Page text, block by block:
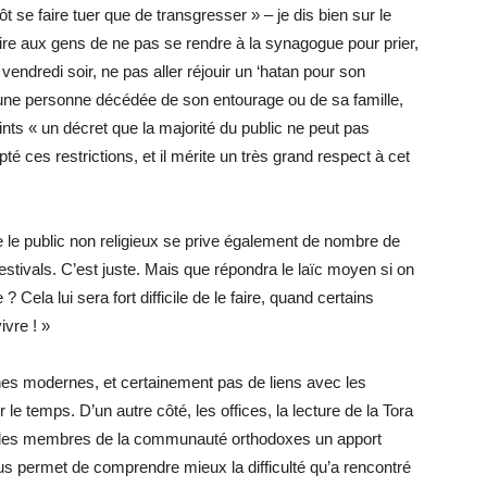
se faire tuer que de transgresser » – je dis bien sur le
aux gens de ne pas se rendre à la synagogue pour prier,
soir, ne pas aller réjouir un ‘hatan pour son
personne décédée de son entourage ou de sa famille,
« un décret que la majorité du public ne peut pas
ces restrictions, et il mérite un très grand respect à cet
le public non religieux se prive également de nombre de
C’est juste. Mais que répondra le laïc moyen si on
Cela lui sera fort difficile de le faire, quand certains
! »
modernes, et certainement pas de liens avec les
temps. D’un autre côté, les offices, la lecture de la Tora
membres de la communauté orthodoxes un apport
permet de comprendre mieux la difficulté qu’a rencontré